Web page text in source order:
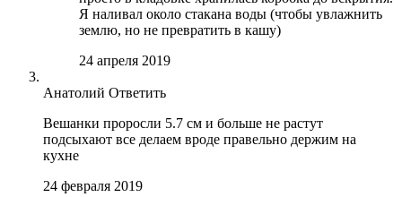
Я наливал около стакана воды (чтобы увлажнить
землю, но не превратить в кашу)
24 апреля 2019
Анатолий Ответить
Вешанки проросли 5.7 см и больше не растут
подсыхают все делаем вроде правельно держим на
кухне
24 февраля 2019